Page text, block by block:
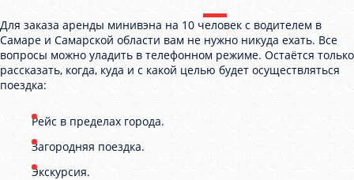
Для заказа аренды минивэна на 10 человек с водителем в
Самаре и Самарской области вам не нужно никуда ехать. Все
вопросы можно уладить в телефонном режиме. Остаётся только
рассказать, когда, куда и с какой целью будет осуществляться
поездка:
Рейс в пределах города.
Загородняя поездка.
Экскурсия.